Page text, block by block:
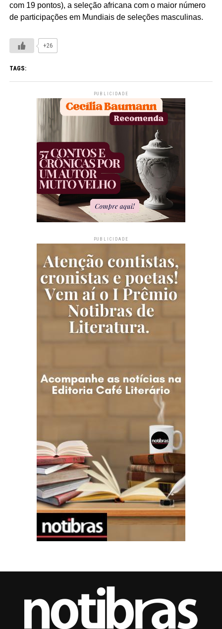
com 19 pontos), a seleção africana com o maior número
de participações em Mundiais de seleções masculinas.
+26
TAGS:
PUBLICIDADE
PUBLICIDADE